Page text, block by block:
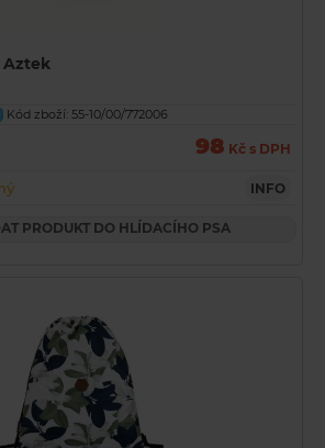
Aztek
Kód zboží: 55-10/00/772006
98 Kč s DPH
INFO
PRODUKT DO HLÍDACÍHO PSA